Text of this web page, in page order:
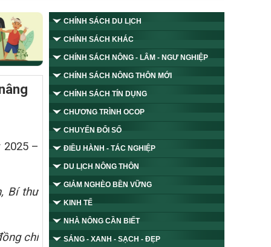
–
Bí thư
chí
CHÍNH SÁCH DU LỊCH
CHÍNH SÁCH KHÁC
CHÍNH SÁCH NÔNG - LÂM - NGƯ NGHIỆP
CHÍNH SÁCH NÔNG THÔN MỚI
CHÍNH SÁCH TÍN DỤNG
CHƯƠNG TRÌNH OCOP
CHUYỂN ĐỔI SỐ
ĐIỀU HÀNH - TÁC NGHIỆP
DU LỊCH NÔNG THÔN
GIẢM NGHÈO BỀN VỮNG
KINH TẾ
NHÀ NÔNG CẦN BIẾT
SÁNG - XANH - SẠCH - ĐẸP